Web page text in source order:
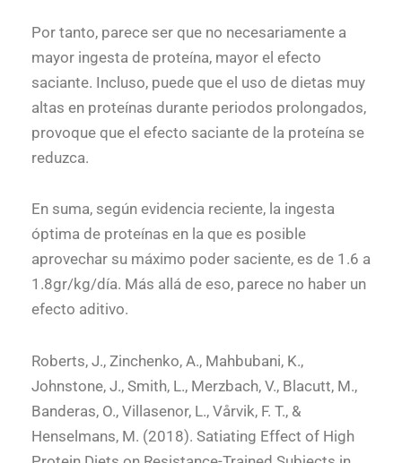
Por tanto, parece ser que no necesariamente a
mayor ingesta de proteína, mayor el efecto
saciante. Incluso, puede que el uso de dietas muy
altas en proteínas durante periodos prolongados,
provoque que el efecto saciante de la proteína se
reduzca.
En suma, según evidencia reciente, la ingesta
óptima de proteínas en la que es posible
aprovechar su máximo poder saciente, es de 1.6 a
1.8gr/kg/día. Más allá de eso, parece no haber un
efecto aditivo.
Roberts, J., Zinchenko, A., Mahbubani, K.,
Johnstone, J., Smith, L., Merzbach, V., Blacutt, M.,
Banderas, O., Villasenor, L., Vårvik, F. T., &
Henselmans, M. (2018). Satiating Effect of High